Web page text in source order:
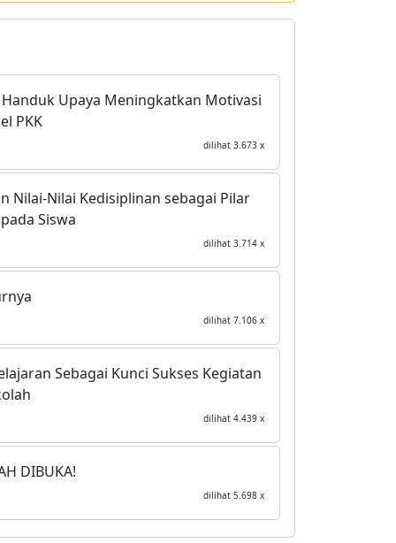
Upaya Meningkatkan Motivasi
PKK
dilihat 3.673 x
Nilai-Nilai Kedisiplinan sebagai Pilar
Siswa
dilihat 3.714 x
dilihat 7.106 x
Sebagai Kunci Sukses Kegiatan
dilihat 4.439 x
DIBUKA!
dilihat 5.698 x